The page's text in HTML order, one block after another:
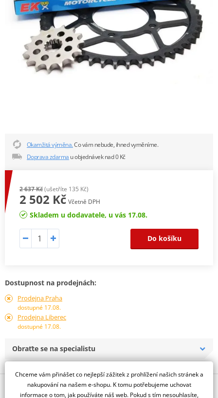
Okamžitá výměna.Co vám nebude, ihned vyměníme.
Doprava zdarma u objednávek nad 0 Kč
2 637 Kč(ušetříte 135 Kč)
2 502 Kč Včetně DPH
Skladem u dodavatele, u vás 17.08.
Do košíku
Dostupnost na prodejnách:
Prodejna Praha
dostupné 17.08.
Prodejna Liberec
dostupné 17.08.
Obraťte se na specialistu
Popis a parametry
Chceme vám přinášet co nejlepší zážitek z prohlížení našich stránek a
nakupování na našem e-shopu. K tomu potřebujeme uchovat
informace o tom, jak používáte náš web. Pokud s tím nesouhlasíte,